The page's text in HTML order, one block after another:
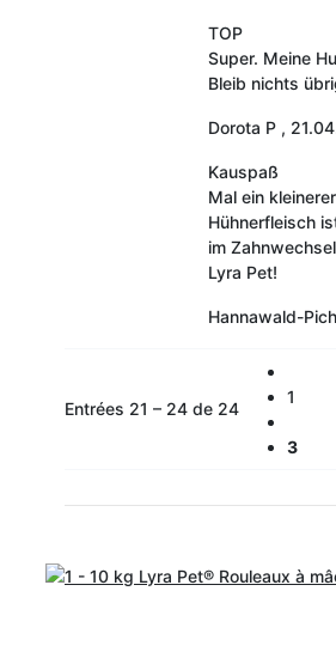
TOP
Super. Meine
Bleib nichts
Dorota P ,
Kauspaß
Mal ein
Hühnerfleisch
im
Lyra Pet!
Hannawald-
Entrées 21 – 24 de 24
1
3